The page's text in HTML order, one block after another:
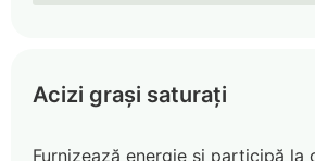
Acizi grași saturați
Furnizează energie și participă la